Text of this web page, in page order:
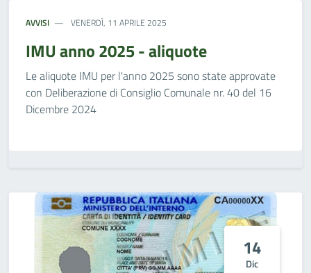
AVVISI VENERDÌ, 11 APRILE 2025
IMU anno 2025 - aliquote
Le aliquote IMU per l'anno 2025 sono state approvate
con Deliberazione di Consiglio Comunale nr. 40 del 16
Dicembre 2024
14
Dic